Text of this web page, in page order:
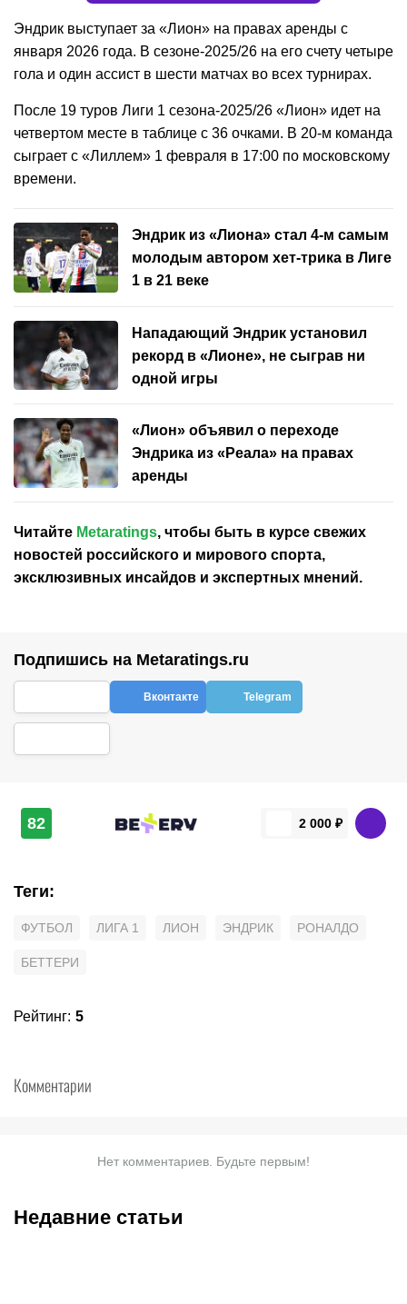
Эндрик выступает за «Лион» на правах аренды с
января 2026 года. В сезоне-2025/26 на его счету четыре
гола и один ассист в шести матчах во всех турнирах.
После 19 туров Лиги 1 сезона-2025/26 «Лион» идет на
четвертом месте в таблице с 36 очками. В 20-м команда
сыграет с «Лиллем» 1 февраля в 17:00 по московскому
времени.
Эндрик из «Лиона» стал 4-м самым
молодым автором хет-трика в Лиге
1 в 21 веке
Нападающий Эндрик установил
рекорд в «Лионе», не сыграв ни
одной игры
«Лион» объявил о переходе
Эндрика из «Реала» на правах
аренды
Читайте Metaratings, чтобы быть в курсе свежих
новостей российского и мирового спорта,
эксклюзивных инсайдов и экспертных мнений.
Подпишись на Metaratings.ru
Вконтакте Telegram
82 2 000 ₽
Теги:
ФУТБОЛ ЛИГА 1 ЛИОН ЭНДРИК РОНАЛДО
БЕТТЕРИ
Рейтинг: 5
Комментарии
Нет комментариев. Будьте первым!
Недавние статьи